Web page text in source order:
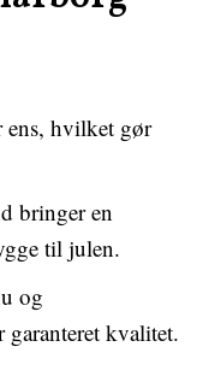
ens, hvilket gør
bringer en
til julen.
og
kvalitet.